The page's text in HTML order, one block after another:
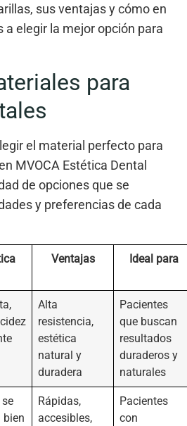
sus ventajas y cómo en
a elegir la mejor opción para
para
el material perfecto para
MVOCA Estética Dental
de opciones que se
y preferencias de cada
Ventajas Ideal para
Alta
resistencia,
estética
natural y
duradera
Pacientes
que buscan
resultados
duraderos y
naturales
se
bien
Rápidas,
accesibles,
Pacientes
con